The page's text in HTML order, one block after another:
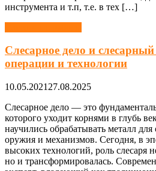
инструмента и т.п, т.е. в тех […]
Слесарное дело и
операции и технологии
10.05.2021 27.08.2025
Слесарное дело — это
которого уходит корнями в глубь
научились обрабатывать металл
оружия и механизмов. Сегодня, в
высоких технологий, роль слесаря
но и трансформировалась.